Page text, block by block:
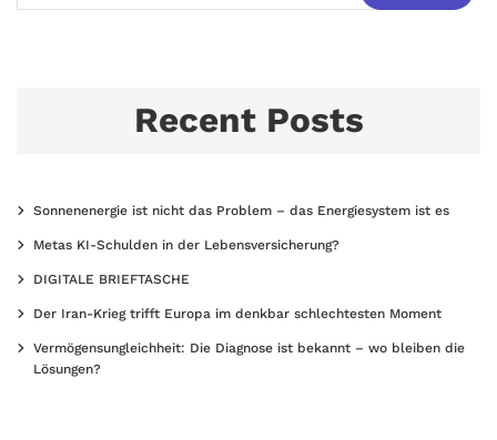
Recent Posts
Sonnenenergie ist nicht das Problem – das Energiesystem ist es
Metas KI-Schulden in der Lebensversicherung?
DIGITALE BRIEFTASCHE
Der Iran-Krieg trifft Europa im denkbar schlechtesten Moment
Vermögensungleichheit: Die Diagnose ist bekannt – wo bleiben die
Lösungen?